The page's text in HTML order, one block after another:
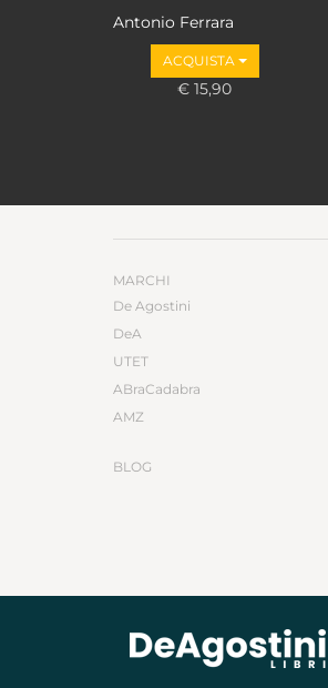
Antonio Ferrara
ACQUISTA
€ 15,90
MARCHI
De Agostini
DeA
UTET
ABraCadabra
AMZ
BLOG